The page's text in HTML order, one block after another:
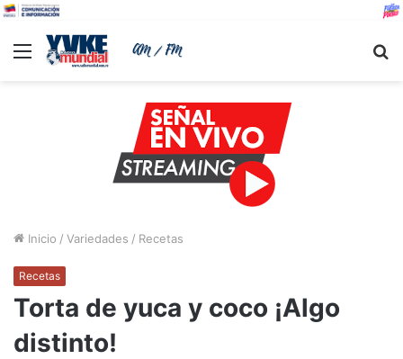
Menu
Inicio / Variedades / Recetas
Recetas
Torta de yuca y coco ¡Algo
distinto!